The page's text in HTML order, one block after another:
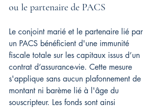
ou le partenaire de PACS
Le conjoint marié et le partenaire lié par
un PACS bénéficient d'une immunité
fiscale totale sur les capitaux issus d’un
contrat d’assurance-vie. Cette mesure
s'applique sans aucun plafonnement de
montant ni barème lié à l'âge du
souscripteur. Les fonds sont ainsi